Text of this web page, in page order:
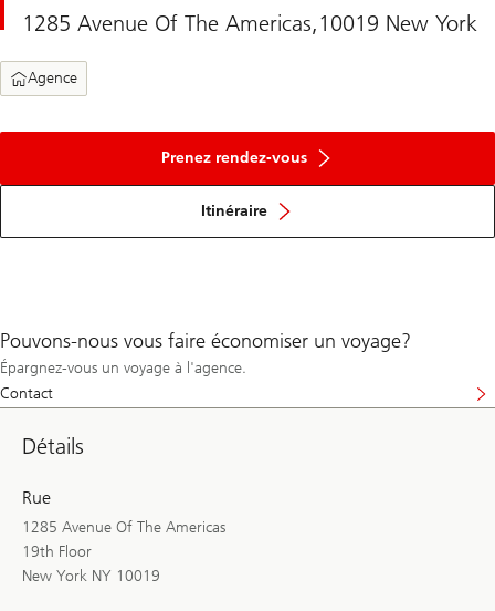
1285 Avenue Of The Americas,10019 New York
Agence
Prenez rendez-vous
Itinéraire
Pouvons-nous vous faire économiser un voyage?
Épargnez-vous un voyage à l'agence.
Contact
Détails
Rue
1285 Avenue Of The Americas
19th Floor
New York NY 10019